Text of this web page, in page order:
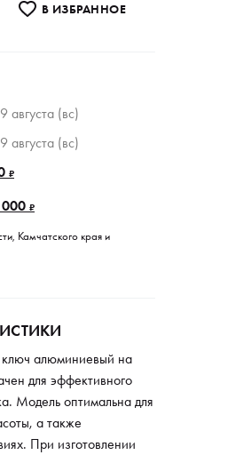
В ИЗБРАННОE
августа (вс)
августа (вс)
₽
000₽
Камчатского края и
алюминиевый на
для эффективного
Модель оптимальна для
а также
При изготовлении